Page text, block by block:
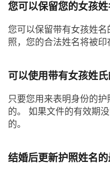
您可以保留您的女孩姓
您可以保留带有女孩姓
照，您的合法姓名将被印
可以使用带有女孩姓氏
只要您用来表明身份的
的。 如果文件的有效期
的。
结婚后更新护照姓名的